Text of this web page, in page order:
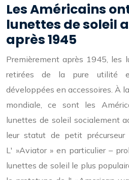
Les Américains
lunettes de soleil
après 1945
Premièrement après 1945, les
retirées de la pure utilité
développées en accessoires. À
mondiale, ce sont les
lunettes de soleil socialement
leur statut de petit précurseur
L' »Aviator » en particulier –
lunettes de soleil le plus